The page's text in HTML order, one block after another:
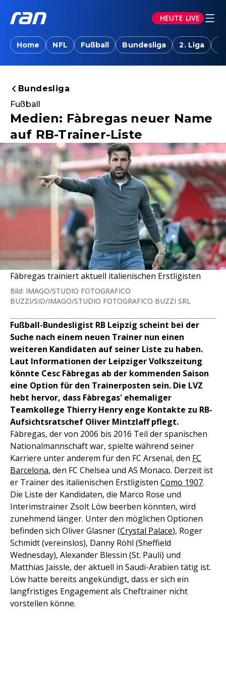
HEUTE LIVE
Home NFL Fußball Bundesliga 2. Liga
Bundesliga
Fußball
Medien: Fàbregas neuer Name
auf RB-Trainer-Liste
Fàbregas trainiert aktuell italienischen Erstligisten
Bild: IMAGO/STUDIO FOTOGRAFICO
BUZZI/SID/IMAGO/STUDIO FOTOGRAFICO BUZZI SRL
Fußball-Bundesligist RB Leipzig scheint bei der
Suche nach einem neuen Trainer nun einen
weiteren Kandidaten auf seiner Liste zu haben.
Laut Informationen der Leipziger Volkszeitung
könnte Cesc Fàbregas ab der kommenden Saison
eine Option für den Trainerposten sein. Die LVZ
hebt hervor, dass Fàbregas' ehemaliger
Teamkollege Thierry Henry enge Kontakte zu RB-
Aufsichtsratschef Oliver Mintzlaff pflegt.
Fàbregas, der von 2006 bis 2016 Teil der spanischen
Nationalmannschaft war, spielte während seiner
Karriere unter anderem für den FC Arsenal, den FC
Barcelona, den FC Chelsea und AS Monaco. Derzeit ist
er Trainer des italienischen Erstligisten Como 1907.
Die Liste der Kandidaten, die Marco Rose und
Interimstrainer Zsolt Löw beerben könnten, wird
zunehmend länger. Unter den möglichen Optionen
befinden sich Oliver Glasner (Crystal Palace), Roger
Schmidt (vereinslos), Danny Röhl (Sheffield
Wednesday), Alexander Blessin (St. Pauli) und
Matthias Jaissle, der aktuell in Saudi-Arabien tätig ist.
Löw hatte bereits angekündigt, dass er sich ein
langfristiges Engagement als Cheftrainer nicht
vorstellen könne.